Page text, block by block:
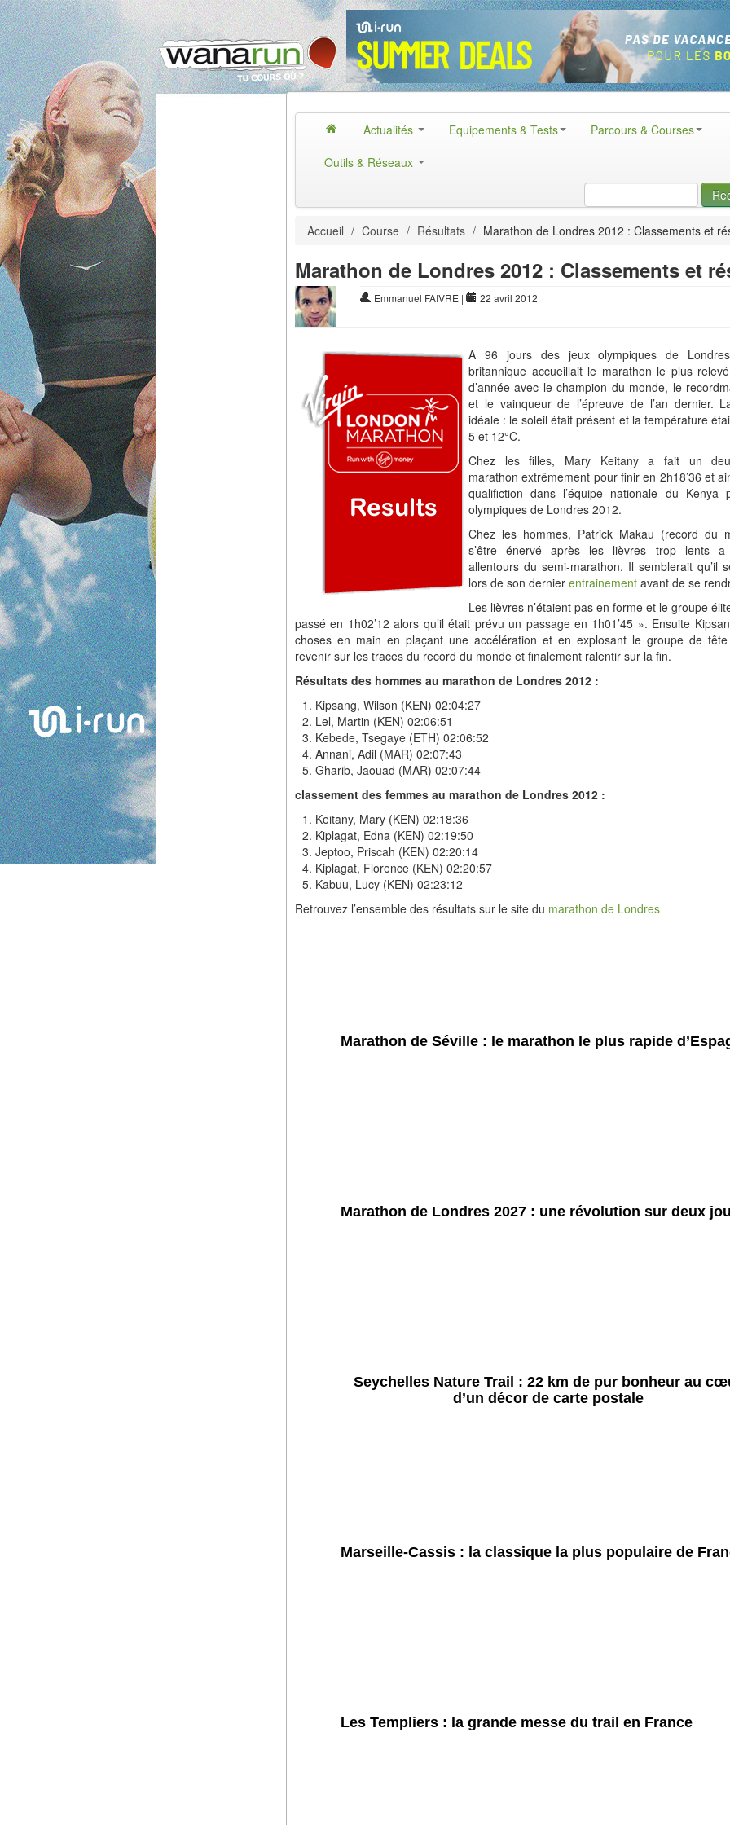
Actualités Equipements & Tests
Parcours & Courses
Outils & Réseaux
Accueil / Course / Résultats / Marathon de Londres 2012 : Classements et
Marathon de Londres 2012 : Classements et
Emmanuel FAIVRE | 22 avril 2012
A 96 jours des jeux olympiques de
britannique accueillait le marathon le plus
d’année avec le champion du monde, le
et le vainqueur de l’épreuve de l’an dernier.
idéale : le soleil était présent et la température
5 et 12°C.
Chez les filles, Mary Keitany a fait un
marathon extrêmement pour finir en 2h18’36 et
qualifiction dans l’équipe nationale du Kenya
olympiques de Londres 2012.
Chez les hommes, Patrick Makau (record du
s’être énervé après les lièvres trop lents
allentours du semi-marathon. Il semblerait qu’il
lors de son dernier entrainement avant de se
Les lièvres n’étaient pas en forme et le groupe
passé en 1h02’12 alors qu’il était prévu un passage en 1h01’45 ». Ensuite
choses en main en plaçant une accélération et en explosant le groupe de
revenir sur les traces du record du monde et finalement ralentir sur la fin.
Résultats des hommes au marathon de Londres 2012 :
Kipsang, Wilson (KEN) 02:04:27
Lel, Martin (KEN) 02:06:51
Kebede, Tsegaye (ETH) 02:06:52
Annani, Adil (MAR) 02:07:43
Gharib, Jaouad (MAR) 02:07:44
classement des femmes au marathon de Londres 2012 :
Keitany, Mary (KEN) 02:18:36
Kiplagat, Edna (KEN) 02:19:50
Jeptoo, Priscah (KEN) 02:20:14
Kiplagat, Florence (KEN) 02:20:57
Kabuu, Lucy (KEN) 02:23:12
Retrouvez l’ensemble des résultats sur le site du marathon de Londres
Marathon de Séville : le marathon le plus rapide
Marathon de Londres 2027 : une révolution sur deux
Seychelles Nature Trail : 22 km de pur bonheur au
d’un décor de carte postale
Marseille-Cassis : la classique la plus populaire de
Les Templiers : la grande messe du trail en France